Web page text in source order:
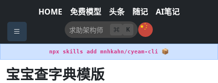
HOME 免费模型 头条 随记 AI笔记
K
npx skills add mnhkahn/cyeam-cli 📦
宝宝查字典模版